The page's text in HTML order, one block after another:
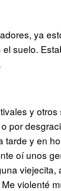
ya
suelo.
y
por
y en
oí unos
viejecita,
violenté